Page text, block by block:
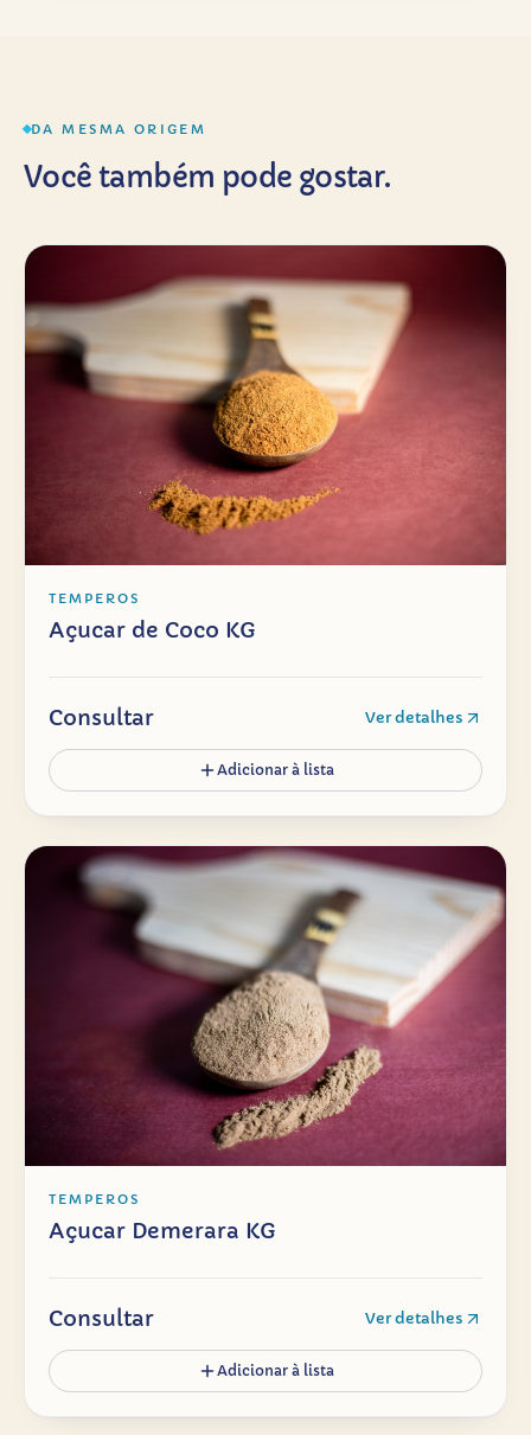
DA MESMA ORIGEM
Você também pode gostar.
TEMPEROS
Açucar de Coco KG
Consultar Ver detalhes
Adicionar à lista
TEMPEROS
Açucar Demerara KG
Consultar Ver detalhes
Adicionar à lista